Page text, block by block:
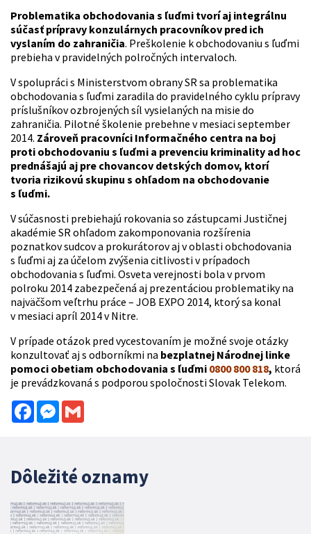
Problematika obchodovania s ľuďmi tvorí aj integrálnu
súčasť prípravy konzulárnych pracovníkov pred ich
vyslaním do zahraničia. Preškolenie k obchodovaniu s ľuďmi
prebieha v pravidelných polročných intervaloch.
V spolupráci s Ministerstvom obrany SR sa problematika
obchodovania s ľuďmi zaradila do pravidelného cyklu prípravy
príslušníkov ozbrojených síl vysielaných na misie do
zahraničia. Pilotné školenie prebehne v mesiaci september
2014. Zároveň pracovníci Informačného centra na boj
proti obchodovaniu s ľuďmi a prevenciu kriminality ad hoc
prednášajú aj pre chovancov detských domov, ktorí
tvoria rizikovú skupinu s ohľadom na obchodovanie
s ľuďmi.
V súčasnosti prebiehajú rokovania so zástupcami Justičnej
akadémie SR ohľadom zakomponovania rozšírenia
poznatkov sudcov a prokurátorov aj v oblasti obchodovania
s ľuďmi aj za účelom zvýšenia citlivosti v prípadoch
obchodovania s ľuďmi. Osveta verejnosti bola v prvom
polroku 2014 zabezpečená aj prezentáciou problematiky na
najväčšom veľtrhu práce – JOB EXPO 2014, ktorý sa konal
v mesiaci apríl 2014 v Nitre.
V prípade otázok pred vycestovaním je možné svoje otázky
konzultovať aj s odborníkmi na bezplatnej Národnej linke
pomoci obetiam obchodovania s ľuďmi 0800 800 818, ktorá
je prevádzkovaná s podporou spoločnosti Slovak Telekom.
FacebookMessenger
Dôležité oznamy